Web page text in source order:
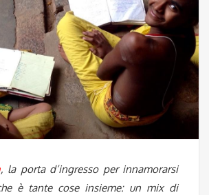
, la porta d’ingresso per innamorarsi
è tante cose insieme: un mix di